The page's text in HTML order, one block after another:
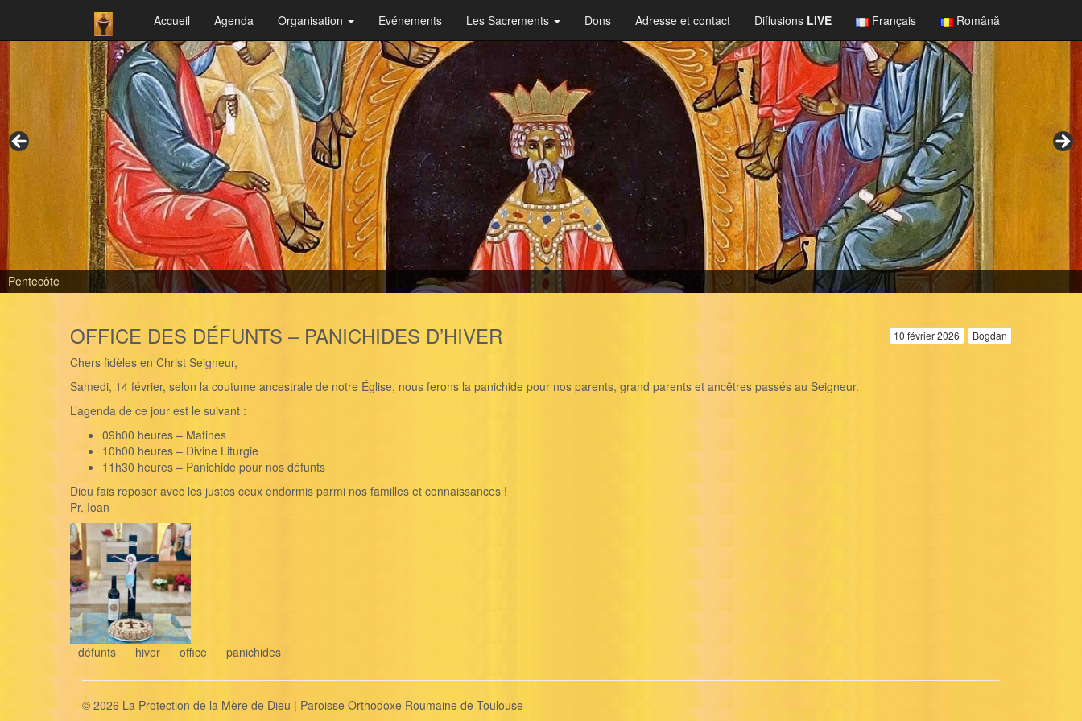
Accueil Agenda Organisation Evénements Les Sacrements Dons Adresse et contact Diffusions LIVE Français Română
Pentecôte
10 février 2026 Bogdan
OFFICE DES DÉFUNTS – PANICHIDES D’HIVER
Chers fidèles en Christ Seigneur,
Samedi, 14 février, selon la coutume ancestrale de notre Église, nous ferons la panichide pour nos parents, grand parents et ancêtres passés au Seigneur.
L’agenda de ce jour est le suivant :
09h00 heures – Matines
10h00 heures – Divine Liturgie
11h30 heures – Panichide pour nos défunts
Dieu fais reposer avec les justes ceux endormis parmi nos familles et connaissances !
Pr. Ioan
défunts hiver office panichides
© 2026 La Protection de la Mère de Dieu | Paroisse Orthodoxe Roumaine de Toulouse